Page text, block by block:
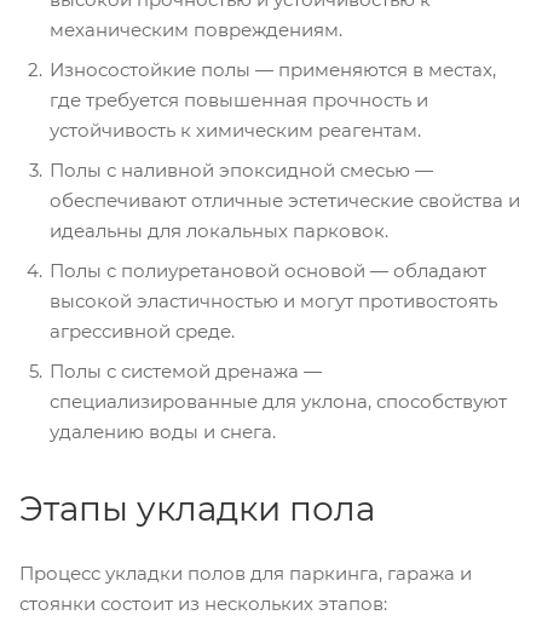
механическим повреждениям.
Износостойкие полы — применяются в местах,
где требуется повышенная прочность и
устойчивость к химическим реагентам.
Полы с наливной эпоксидной смесью —
обеспечивают отличные эстетические свойства и
идеальны для локальных парковок.
Полы с полиуретановой основой — обладают
высокой эластичностью и могут противостоять
агрессивной среде.
Полы с системой дренажа —
специализированные для уклона, способствуют
удалению воды и снега.
Этапы укладки пола
Процесс укладки полов для паркинга, гаража и
стоянки состоит из нескольких этапов: